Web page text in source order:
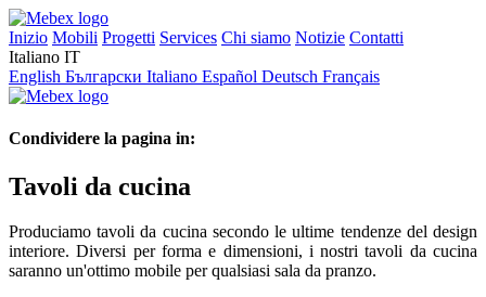
Inizio Mobili Progetti Services Chi siamo Notizie Contatti
Italiano IT
English Български Italiano Español Deutsch Français
Condividere la pagina in:
Tavoli da cucina
Produciamo tavoli da cucina secondo le ultime tendenze del design
interiore. Diversi per forma e dimensioni, i nostri tavoli da cucina
saranno un'ottimo mobile per qualsiasi sala da pranzo.